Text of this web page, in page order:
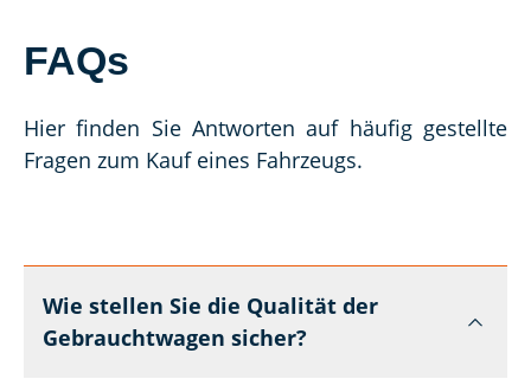
FAQs
Hier finden Sie Antworten auf häufig gestellte
Fragen zum Kauf eines Fahrzeugs.
Wie stellen Sie die Qualität der
Gebrauchtwagen sicher?